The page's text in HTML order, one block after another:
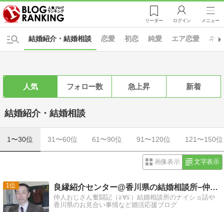
リーダー ログイン メニュー
恋愛 初恋 純愛 エア恋愛 ネ
結婚紹介・結婚相談
人気 フォロー数 急上昇 新着
結婚紹介・結婚相談
1〜30位 31〜60位 61〜90位 91〜120位 121〜150位
画像表示 文字表示
1 良縁紹介センター@香川県の結婚相談所−仲人ブログ
仲人おじさん奮闘記（≧∀≦）結婚相談所のナイショ話や
香川県のお見合い事情など婚活応援ブログ